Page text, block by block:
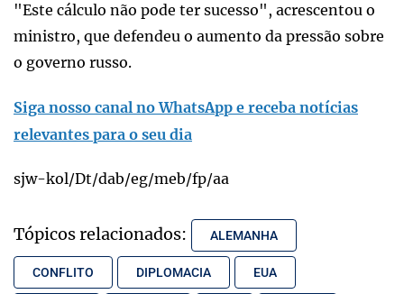
"Este cálculo não pode ter sucesso", acrescentou o
ministro, que defendeu o aumento da pressão sobre
o governo russo.
Siga nosso canal no WhatsApp e receba notícias
relevantes para o seu dia
sjw-kol/Dt/dab/eg/meb/fp/aa
Tópicos relacionados: ALEMANHA
CONFLITO DIPLOMACIA EUA